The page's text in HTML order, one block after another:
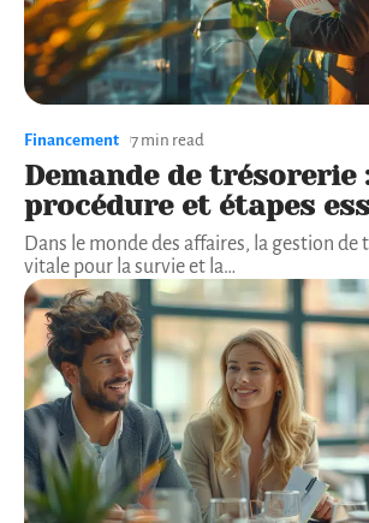
Financement 7 min read
Demande de trésorerie
procédure et étapes
Dans le monde des affaires, la gestion de
vitale pour la survie et la…